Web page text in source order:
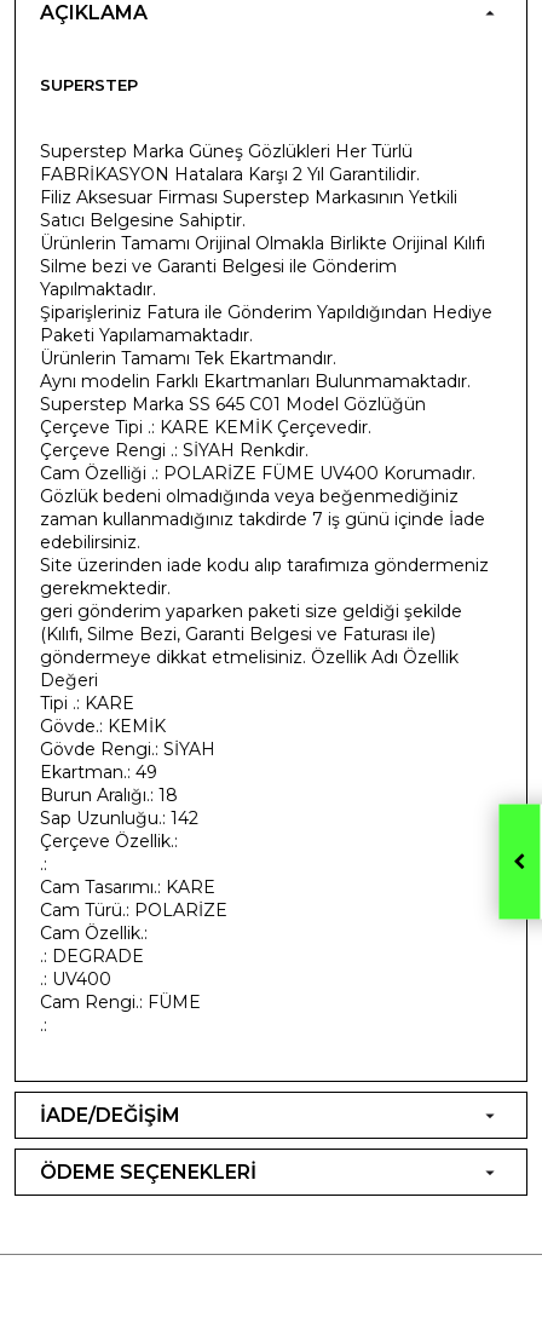
AÇIKLAMA
SUPERSTEP
Superstep Marka Güneş Gözlükleri Her Türlü
FABRİKASYON Hatalara Karşı 2 Yıl Garantilidir.
Filiz Aksesuar Firması Superstep Markasının Yetkili
Satıcı Belgesine Sahiptir.
Ürünlerin Tamamı Orijinal Olmakla Birlikte Orijinal Kılıfı
Silme bezi ve Garanti Belgesi ile Gönderim
Yapılmaktadır.
Şiparişleriniz Fatura ile Gönderim Yapıldığından Hediye
Paketi Yapılamamaktadır.
Ürünlerin Tamamı Tek Ekartmandır.
Aynı modelin Farklı Ekartmanları Bulunmamaktadır.
Superstep Marka SS 645 C01 Model Gözlüğün
Çerçeve Tipi .: KARE KEMİK Çerçevedir.
Çerçeve Rengi .: SİYAH Renkdir.
Cam Özelliği .: POLARİZE FÜME UV400 Korumadır.
Gözlük bedeni olmadığında veya beğenmediğiniz
zaman kullanmadığınız takdirde 7 iş günü içinde İade
edebilirsiniz.
Site üzerinden iade kodu alıp tarafımıza göndermeniz
gerekmektedir.
geri gönderim yaparken paketi size geldiği şekilde
(Kılıfı, Silme Bezi, Garanti Belgesi ve Faturası ile)
göndermeye dikkat etmelisiniz. Özellik Adı Özellik
Değeri
Tipi .: KARE
Gövde.: KEMİK
Gövde Rengi.: SİYAH
Ekartman.: 49
Burun Aralığı.: 18
Sap Uzunluğu.: 142
Çerçeve Özellik.:
.:
Cam Tasarımı.: KARE
Cam Türü.: POLARİZE
Cam Özellik.:
.: DEGRADE
.: UV400
Cam Rengi.: FÜME
.:
İADE/DEĞİŞİM
ÖDEME SEÇENEKLERİ